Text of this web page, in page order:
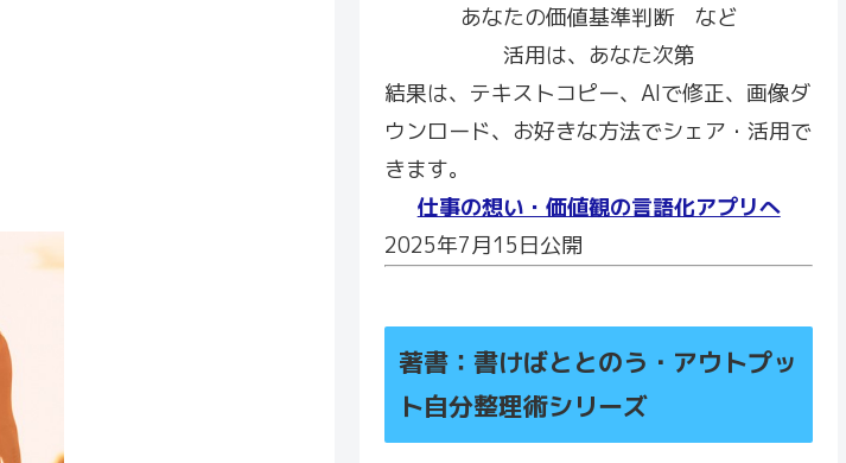
あなたの価値基準判断 など
活用は、あなた次第
結果は、テキストコピー、AIで修正、画像ダ
ウンロード、お好きな方法でシェア・活用で
きます。
仕事の想い・価値観の言語化アプリへ
2025年7月15日公開
著書：書けばととのう・アウトプッ
ト自分整理術シリーズ